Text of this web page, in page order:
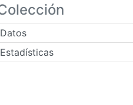
Datos
Estadísticas